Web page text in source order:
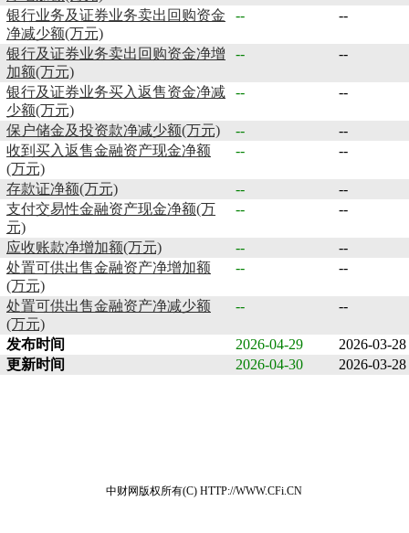
银行业务及证券业务卖出回购资金
净减少额(万元)
-- --
银行及证券业务卖出回购资金净增
加额(万元)
-- --
银行及证券业务买入返售资金净减
少额(万元)
-- --
保户储金及投资款净减少额(万元) --
--
收到买入返售金融资产现金净额
(万元)
-- --
存款证净额(万元) --
--
支付交易性金融资产现金净额(万
元)
-- --
应收账款净增加额(万元) --
--
处置可供出售金融资产净增加额
(万元)
-- --
处置可供出售金融资产净减少额
(万元)
-- --
发布时间 2026-04-29
2026-03-28
更新时间
2026-04-30 2026-03-28
中财网版权所有(C) HTTP://WWW.CFi.CN